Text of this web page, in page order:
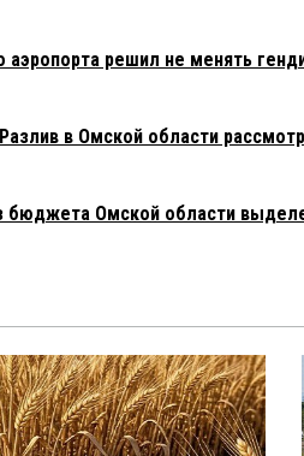
решил не менять
в Омской области
бюджета Омской области